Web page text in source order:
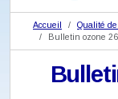
Accueil Qualité
Bulletin ozone